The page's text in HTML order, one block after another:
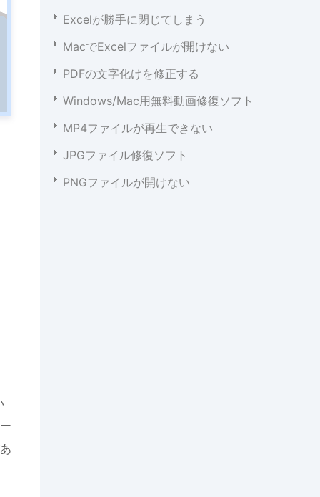
Excelが勝手に閉じてしまう
MacでExcelファイルが開けない
PDFの文字化けを修正する
Windows/Mac用無料動画修復ソフト
MP4ファイルが再生できない
JPGファイル修復ソフト
PNGファイルが開けない